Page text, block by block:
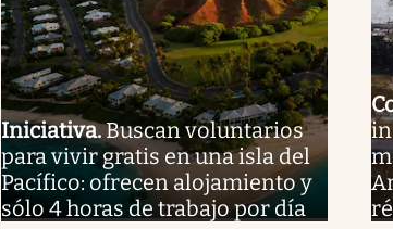
Iniciativa.Buscan voluntarios
para vivir gratis en una isla del
Pacífico: ofrecen alojamiento y
sólo 4 horas de trabajo por día